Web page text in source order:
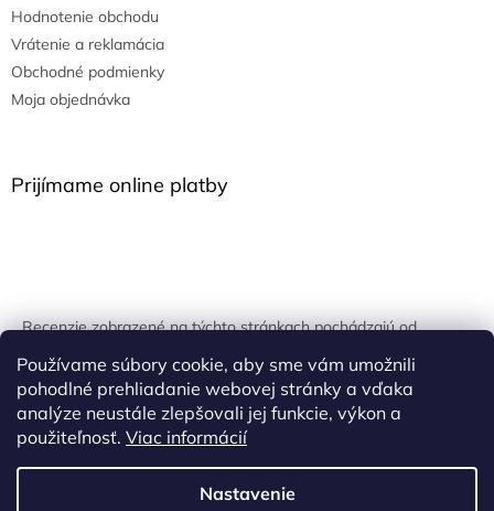
Používame súbory cookie, aby sme vám umožnili
pohodlné prehliadanie webovej stránky a vďaka
analýze neustále zlepšovali jej funkcie, výkon a
použiteľnosť. Viac informácií
Nastavenie
Hodnotenie obchodu
Vrátenie a reklamácia
Obchodné podmienky
Moja objednávka
Prijímame online platby
Recenzie zobrazené na týchto stránkach pochádzajú od
unikátnych kľúčov generovaných na základe údajov z
uskutočnenej objednávky.
Vytvoril Shoptet